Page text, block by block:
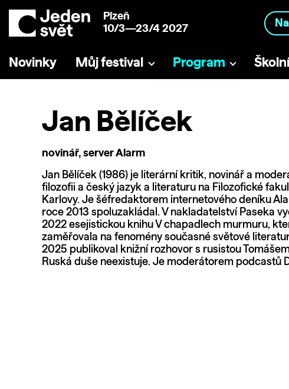
Plzeň
10/3—23/4 2027
Novinky Můj festival Program
Jan Bělíček
novinář, server Alarm
Jan Bělíček (1986) je literární kritik, novinář a
filozofii a český jazyk a literaturu na Filozofické
Karlovy. Je šéfredaktorem internetového deníku
roce 2013 spoluzakládal. V nakladatelství Paseka
2022 esejistickou knihu V chapadlech murmuru,
zaměřovala na fenomény současné světové
2025 publikoval knižní rozhovor s rusistou
Ruská duše neexistuje. Je moderátorem podcastů